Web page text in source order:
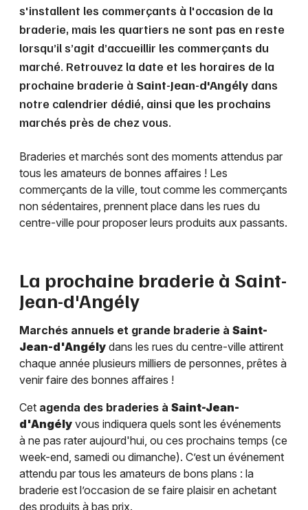
s'installent les commerçants à l'occasion de la
braderie, mais les quartiers ne sont pas en reste
lorsqu’il s’agit d’accueillir les commerçants du
marché. Retrouvez la date et les horaires de la
prochaine braderie à Saint-Jean-d'Angély dans
notre calendrier dédié, ainsi que les prochains
marchés près de chez vous.
Braderies et marchés sont des moments attendus par
tous les amateurs de bonnes affaires ! Les
commerçants de la ville, tout comme les commerçants
non sédentaires, prennent place dans les rues du
centre-ville pour proposer leurs produits aux passants.
La prochaine braderie à Saint-
Jean-d'Angély
Marchés annuels et grande braderie à Saint-
Jean-d'Angély dans les rues du centre-ville attirent
chaque année plusieurs milliers de personnes, prêtes à
venir faire des bonnes affaires !
Cet agenda des braderies à Saint-Jean-
d'Angély vous indiquera quels sont les événements
à ne pas rater aujourd'hui, ou ces prochains temps (ce
week-end, samedi ou dimanche). C’est un événement
attendu par tous les amateurs de bons plans : la
braderie est l’occasion de se faire plaisir en achetant
des produits à bas prix.